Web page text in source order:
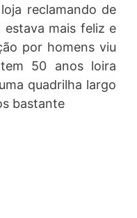
reclamando de
estava mais feliz e
por homens viu
50 anos loira
quadrilha largo
bastante